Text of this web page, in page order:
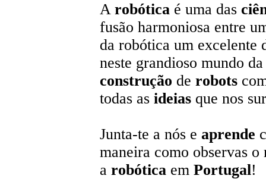
A robótica é uma das
fusão harmoniosa entre
da robótica um excelente
neste grandioso mundo
construção de robots
todas as ideias que nos
Junta-te a nós e aprende
maneira como observas
a robótica em Portugal!